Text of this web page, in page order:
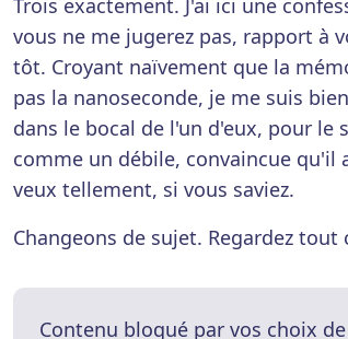
Trois exactement. J'ai ici une
vous ne me jugerez pas, rapport à
tôt. Croyant naïvement que la
pas la nanoseconde, je me suis
dans le bocal de l'un d'eux, pour
comme un débile, convaincue qu'il
veux tellement, si vous saviez.
Changeons de sujet. Regardez
Contenu bloqué par vos choix